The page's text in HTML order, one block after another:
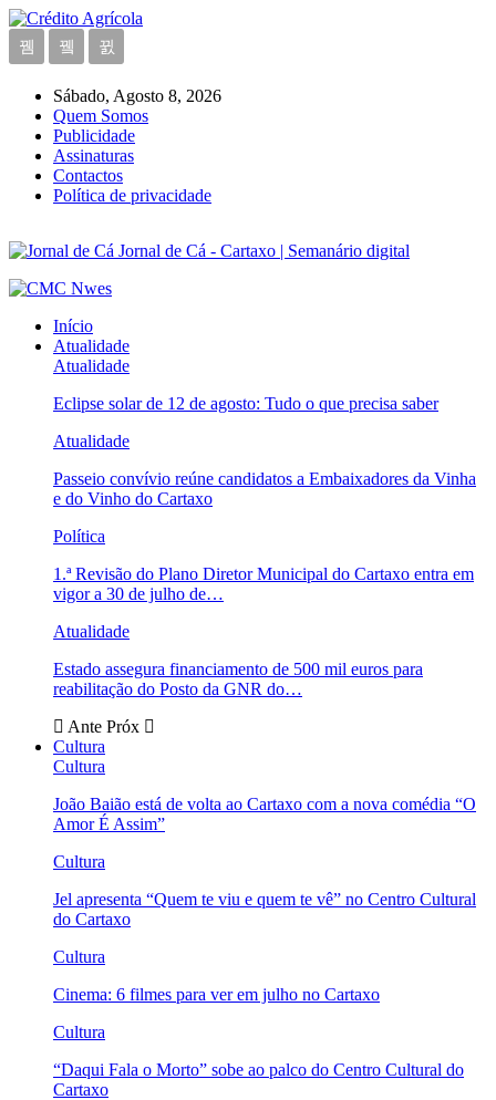
Sábado, Agosto 8, 2026
Quem Somos
Publicidade
Assinaturas
Contactos
Política de privacidade
Jornal de Cá - Cartaxo | Semanário digital
Início
Atualidade
Atualidade
Eclipse solar de 12 de agosto: Tudo o que precisa saber
Atualidade
Passeio convívio reúne candidatos a Embaixadores da Vinha
e do Vinho do Cartaxo
Política
1.ª Revisão do Plano Diretor Municipal do Cartaxo entra em
vigor a 30 de julho de…
Atualidade
Estado assegura financiamento de 500 mil euros para
reabilitação do Posto da GNR do…
Ante Próx
Cultura
Cultura
João Baião está de volta ao Cartaxo com a nova comédia “O
Amor É Assim”
Cultura
Jel apresenta “Quem te viu e quem te vê” no Centro Cultural
do Cartaxo
Cultura
Cinema: 6 filmes para ver em julho no Cartaxo
Cultura
“Daqui Fala o Morto” sobe ao palco do Centro Cultural do
Cartaxo